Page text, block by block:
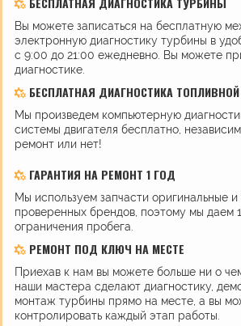
Вы можете записаться на бесплатную
электронную диагностику турбины в
с 9:00 до 21:00 ежедневно. Вы можете
диагностике.
БЕСПЛАТНАЯ ДИАГНОСТИКА
Мы произведем компьютерную
системы двигателя бесплатно,
ремонт или нет!
ГАРАНТИЯ НА РЕМОНТ 1 ГОД
Мы используем запчасти оригинальные и
проверенных брендов, поэтому мы даем
ограничения пробега.
РЕМОНТ ПОД КЛЮЧ НА МЕСТЕ
Приехав к нам вы можете больше ни о
наши мастера сделают диагностику,
монтаж турбины прямо на месте, а вы
контролировать каждый этап работы.